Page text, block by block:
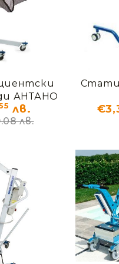
АНТАНО
лв.
лв.